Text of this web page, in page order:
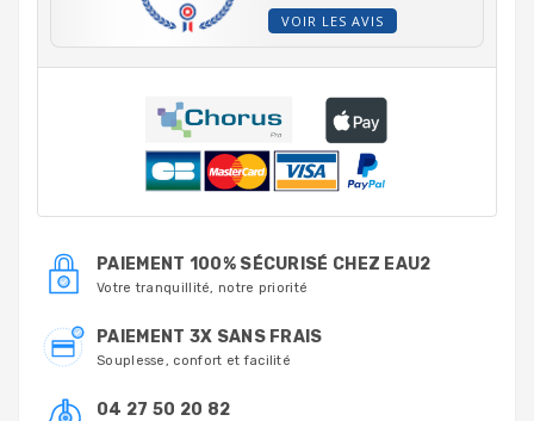
VOIR LES AVIS
PAIEMENT 100% SÉCURISÉ CHEZ EAU2
Votre tranquillité, notre priorité
PAIEMENT 3X SANS FRAIS
Souplesse, confort et facilité
04 27 50 20 82